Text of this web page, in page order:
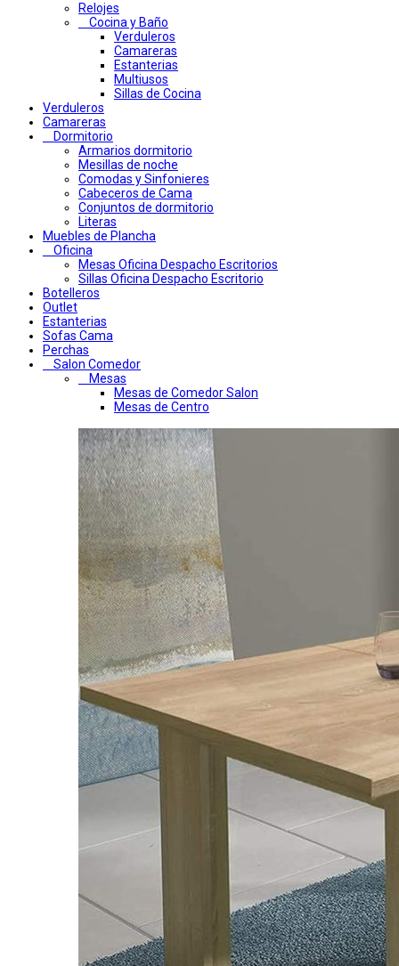
Relojes
Cocina y Baño
Verduleros
Camareras
Estanterias
Multiusos
Sillas de Cocina
Verduleros
Camareras
Dormitorio
Armarios dormitorio
Mesillas de noche
Comodas y Sinfonieres
Cabeceros de Cama
Conjuntos de dormitorio
Literas
Muebles de Plancha
Oficina
Mesas Oficina Despacho Escritorios
Sillas Oficina Despacho Escritorio
Botelleros
Outlet
Estanterias
Sofas Cama
Perchas
Salon Comedor
Mesas
Mesas de Comedor Salon
Mesas de Centro